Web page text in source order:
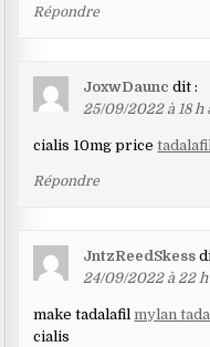
Répondre
JoxwDaunc dit :
25/09/2022 à 18 h
cialis 10mg price
Répondre
JntzReedSkess
24/09/2022 à 22
make tadalafilmylan
cialis